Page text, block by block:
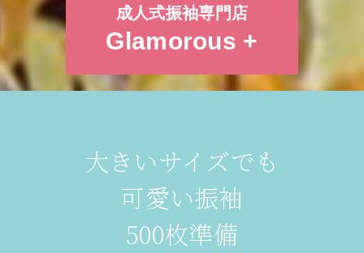
成人式振袖専門店
Glamorous +
大きいサイズでも
可愛い振袖
500枚準備